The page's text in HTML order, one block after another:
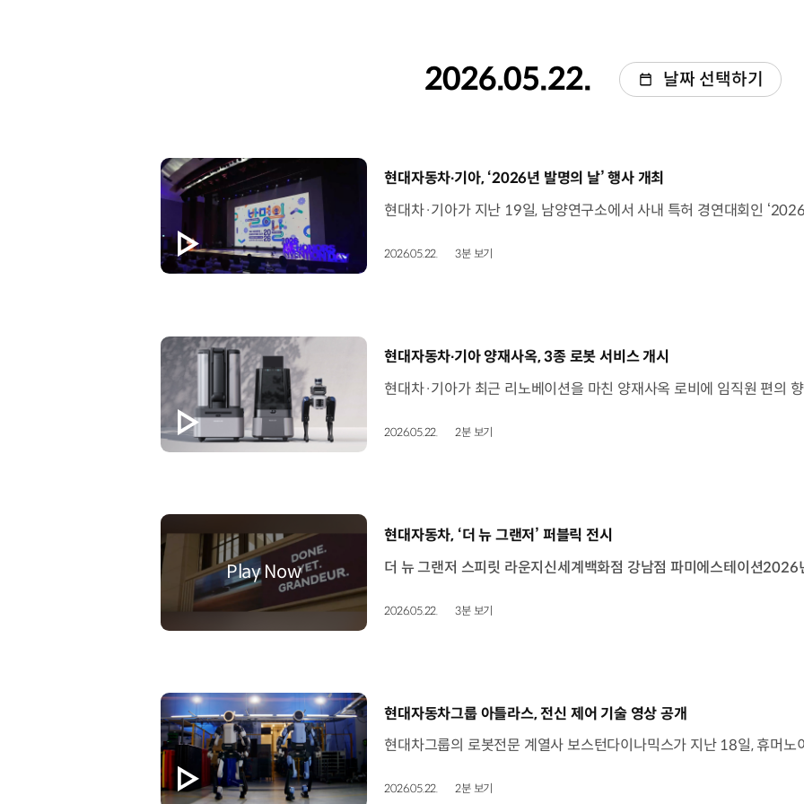
2026.05.22. 날짜 선택하기
[동영상]
현대자동차∙기아, ‘2026년 발명의 날’ 행사 개최
2026.05.22. 3분 보기
[동영상]
현대자동차∙기아 양재사옥, 3종 로봇 서비스 개시
2026.05.22. 2분 보기
[동영상]
현대자동차, ‘더 뉴 그랜저’ 퍼블릭 전시
2026.05.22. 3분 보기
[동영상]
현대자동차그룹 아틀라스, 전신 제어 기술 영상 공개
2026.05.22. 2분 보기